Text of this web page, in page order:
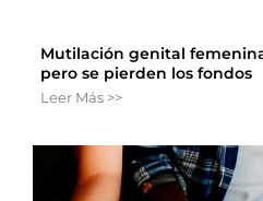
Mutilación genital
pero se pierden los fondos
Leer Más >>